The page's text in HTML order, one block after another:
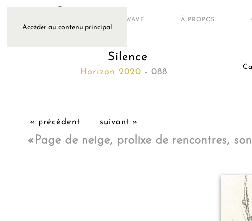
Accéder au contenu principal
ARTWAVE À PROPOS
Silence
Horizon 2020 - 088
« précédent suivant »
« Page de neige, prolixe de rencontres,